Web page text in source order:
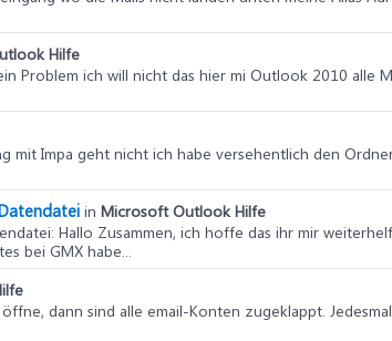
Hilfe
Problem ich will nicht das hier mi Outlook 2010 alle
mit Impa geht nicht ich habe versehentlich den
in Microsoft Outlook Hilfe
: Hallo Zusammen, ich hoffe das ihr mir
bei GMX habe...
dann sind alle email-Konten zugeklappt.